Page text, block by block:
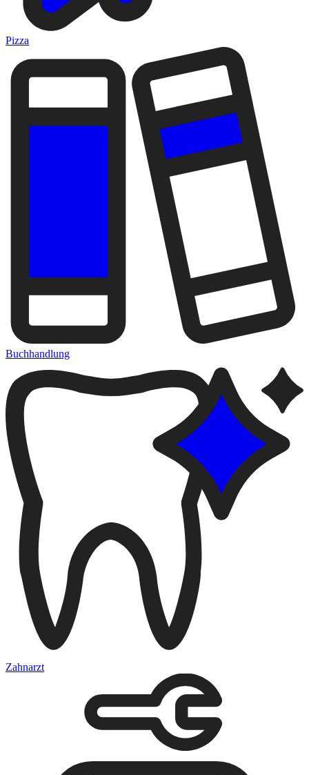
Pizza
Buchhandlung
Zahnarzt